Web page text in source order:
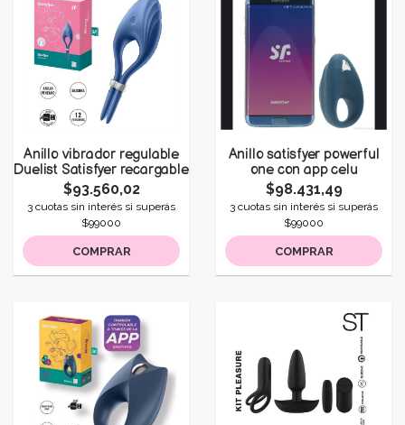
Anillo vibrador regulable
Duelist Satisfyer recargable
$93.560,02
3 cuotas sin interés si superás
$99000
COMPRAR
Anillo satisfyer powerful
one con app celu
$98.431,49
3 cuotas sin interés si superás
$99000
COMPRAR